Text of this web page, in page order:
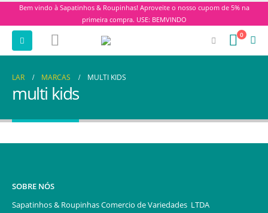
Bem vindo à Sapatinhos & Roupinhas! Aproveite o nosso cupom de 5% na
primeira compra. USE: BEMVINDO
0
LAR MARCAS MULTI KIDS
multi kids
SOBRE NÓS
Sapatinhos & Roupinhas Comercio de Variedades LTDA